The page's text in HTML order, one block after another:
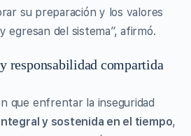
su preparación y los valores
egresan del sistema”, afirmó.
responsabilidad compartida
que enfrentar la inseguridad
y sostenida en el tiempo,